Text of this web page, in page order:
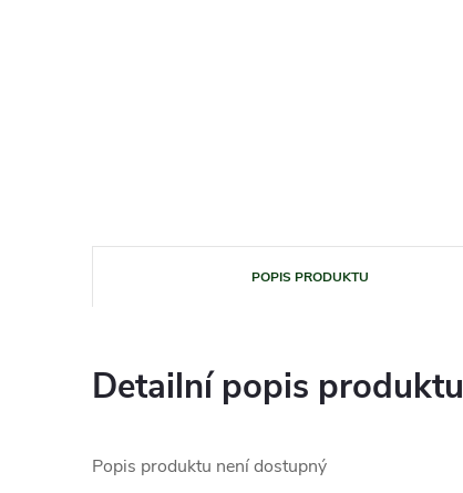
POPIS PRODUKTU
Detailní popis produktu
Popis produktu není dostupný